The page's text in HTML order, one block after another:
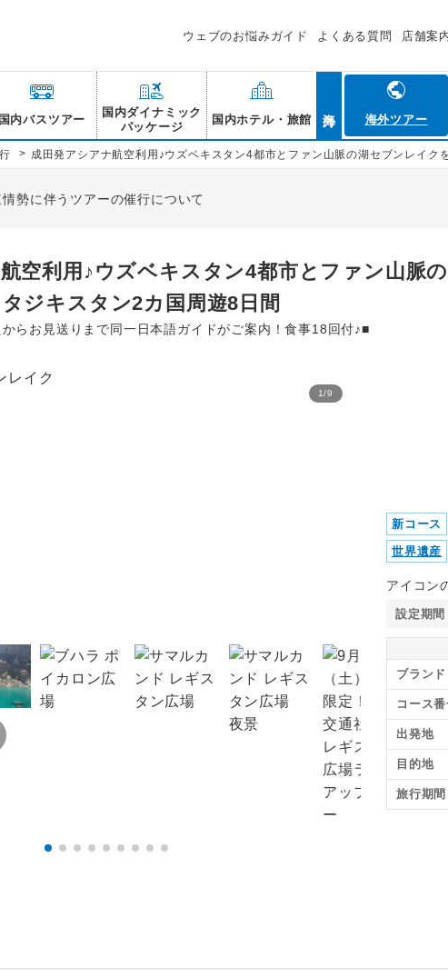
ウェブのお悩みガイド よくある質問 店舗案
国内バスツアー
国内ダイナミック
パッケージ
国内ホテル・旅館 海外ツアー
> 成田発アシアナ航空利用♪ウズベキスタン4都市とファン山脈の湖セブンレイ
情勢に伴うツアーの催行について
空利用♪ウズベキスタン4都市とファン山脈
ジキスタン2カ国周遊8日間
らお見送りまで同一日本語ガイドがご案内！食事18回付♪■
1/9
新コース
世界遺産
アイコン
設定期間
ブランド
コース
出発地
目的地
旅行期間